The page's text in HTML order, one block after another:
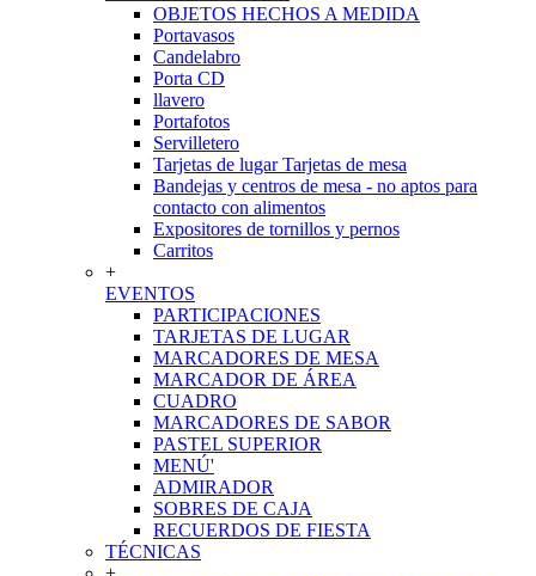
OBJETOS HECHOS A MEDIDA
Portavasos
Candelabro
Porta CD
llavero
Portafotos
Servilletero
Tarjetas de lugar Tarjetas de mesa
Bandejas y centros de mesa - no aptos para
contacto con alimentos
Expositores de tornillos y pernos
Carritos
+
EVENTOS
PARTICIPACIONES
TARJETAS DE LUGAR
MARCADORES DE MESA
MARCADOR DE ÁREA
CUADRO
MARCADORES DE SABOR
PASTEL SUPERIOR
MENÚ'
ADMIRADOR
SOBRES DE CAJA
RECUERDOS DE FIESTA
TÉCNICAS